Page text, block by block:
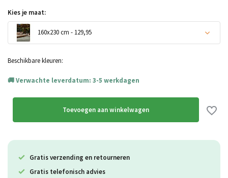
Kies je maat:
160x230 cm - 129,95
Uitverkocht
Beschikbare kleuren:
Verwachte leverdatum: 3-5 werkdagen
Toevoegen aan winkelwagen
Gratis verzending en retourneren
Gratis telefonisch advies